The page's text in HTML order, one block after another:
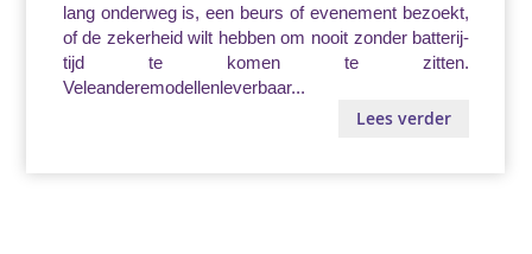
lang onderweg is, een beurs of evenement bezoekt,
of de zekerheid wilt hebben om nooit zonder batterij-
tijd te komen te zitten.
Veleanderemodellenleverbaar...
Lees verder